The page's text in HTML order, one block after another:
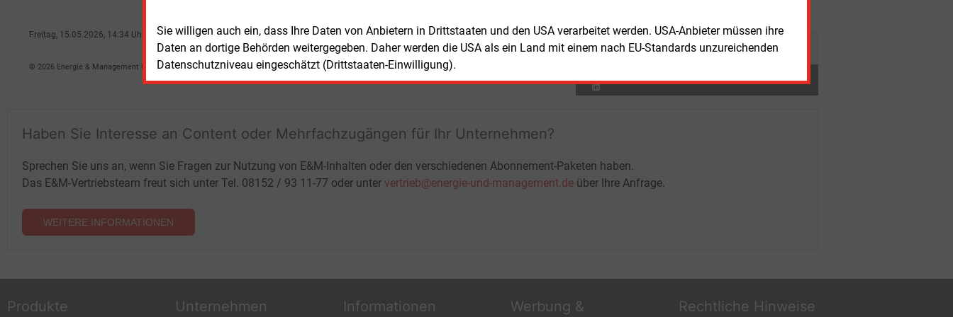
Sie willigen auch ein, dass Ihre Daten von Anbietern in Drittstaaten und den USA verarbeitet werden. USA-Anbieter müssen ihre
Daten an dortige Behörden weitergegeben. Daher werden die USA als ein Land mit einem nach EU-Standards unzureichenden
Datenschutzniveau eingeschätzt (Drittstaaten-Einwilligung).
Freitag, 15.05.2026, 14:34 Uhr
© 2026 Energie & Management GmbH
Halbjahr deutlich
Haben Sie Interesse an Content oder Mehrfachzugängen für Ihr Unternehmen?
Sprechen Sie uns an, wenn Sie Fragen zur Nutzung von E&M-Inhalten oder den verschiedenen Abonnement-Paketen haben.
Das E&M-Vertriebsteam freut sich unter Tel. 08152 / 93 11-77 oder unter vertrieb@energie-und-management.de über Ihre Anfrage.
WEITERE INFORMATIONEN
Produkte Unternehmen Informationen Werbung & Rechtliche Hinweise